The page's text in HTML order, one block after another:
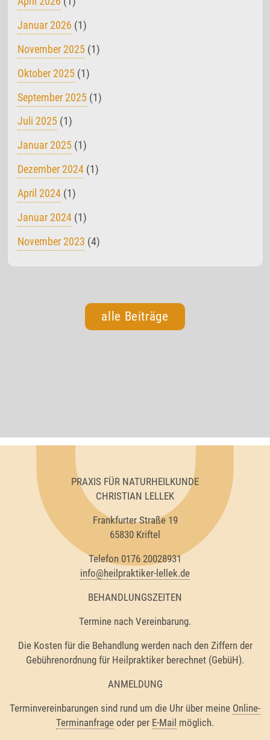
Januar 2026 (1)
November 2025 (1)
Oktober 2025 (1)
September 2025 (1)
Juli 2025 (1)
Januar 2025 (1)
Dezember 2024(1)
April 2024(1)
Januar 2024(1)
November 2023 (4)
alle Beiträge
PRAXIS FÜR NATURHEILKUNDE
CHRISTIAN LELLEK
Frankfurter Straße 19
65830 Kriftel
Telefon 0176 20028931
info@heilpraktiker-lellek.de
BEHANDLUNGSZEITEN
Termine nach Vereinbarung.
Die Kosten für die Behandlung werden nach den Ziffern der
Gebührenordnung für Heilpraktiker berechnet (GebüH).
ANMELDUNG
Terminvereinbarungen sind rund um die Uhr über meine Online-
Terminanfrage oder per E-Mail möglich.